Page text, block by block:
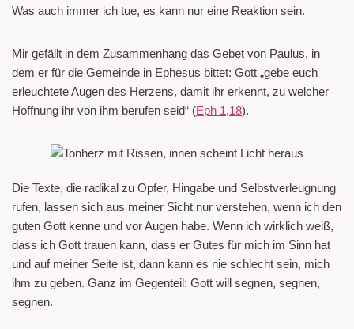
Was auch immer ich tue, es kann nur eine Reaktion sein.
Mir gefällt in dem Zusammenhang das Gebet von Paulus, in
dem er für die Gemeinde in Ephesus bittet: Gott „gebe euch
erleuchtete Augen des Herzens, damit ihr erkennt, zu welcher
Hoffnung ihr von ihm berufen seid“ (Eph 1,18).
Die Texte, die radikal zu Opfer, Hingabe und Selbstverleugnung
rufen, lassen sich aus meiner Sicht nur verstehen, wenn ich den
guten Gott kenne und vor Augen habe. Wenn ich wirklich weiß,
dass ich Gott trauen kann, dass er Gutes für mich im Sinn hat
und auf meiner Seite ist, dann kann es nie schlecht sein, mich
ihm zu geben. Ganz im Gegenteil: Gott will segnen, segnen,
segnen.